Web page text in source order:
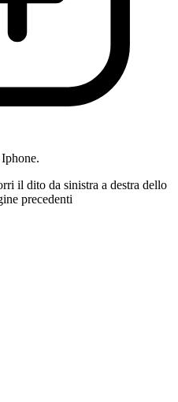
il dito da sinistra a destra dello
precedenti